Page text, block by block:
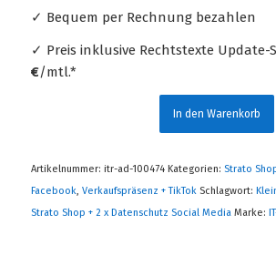
✓ Bequem per Rechnung bezahlen
✓ Preis inklusive Rechtstexte Update-
€/mtl.*
In den Warenkorb
Artikelnummer: itr-ad-100474 Kategorien: Strato
Facebook, Verkaufspräsenz + TikTok Schlagwort:
Strato Shop + 2 x Datenschutz Social Media Marke: